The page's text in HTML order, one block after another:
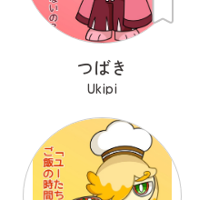
つばき
Ukipi